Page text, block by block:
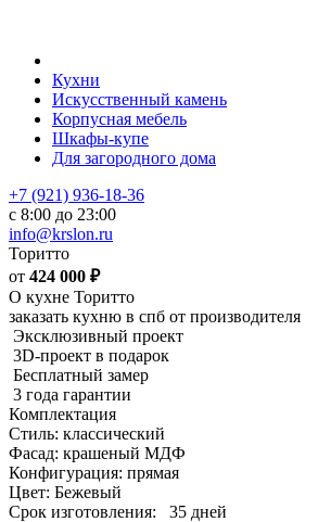
Кухни
Искусственный камень
Корпусная мебель
Шкафы-купе
Для загородного дома
+7 (921) 936-18-36
с 8:00 до 23:00
info@krslon.ru
Торитто
от 424 000 ₽
О кухне Торитто
заказать кухню в спб от производителя
Эксклюзивный проект
3D-проект в подарок
Бесплатный замер
3 года гарантии
Комплектация
Стиль: классический
Фасад: крашеный МДФ
Конфигурация: прямая
Цвет: Бежевый
Срок изготовления:
35 дней